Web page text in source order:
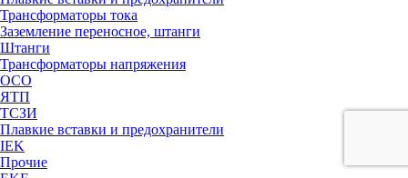
Трансформаторы тока
Заземление переносное, штанги
Штанги
Трансформаторы напряжения
ОСО
ЯТП
ТСЗИ
Плавкие вставки и предохранители
IEK
Прочие